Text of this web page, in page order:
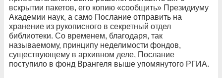
вскрытии пакетов, его копию «сообщить» Президиуму
Академии наук, а само Послание отправить на
хранение из рукописного в секретный отдел
библиотеки. Со временем, благодаря, так
называемому, принципу неделимости фондов,
существующему в архивном деле, Послание
поступило в фонд Врангеля выше упомянутого РГИА.